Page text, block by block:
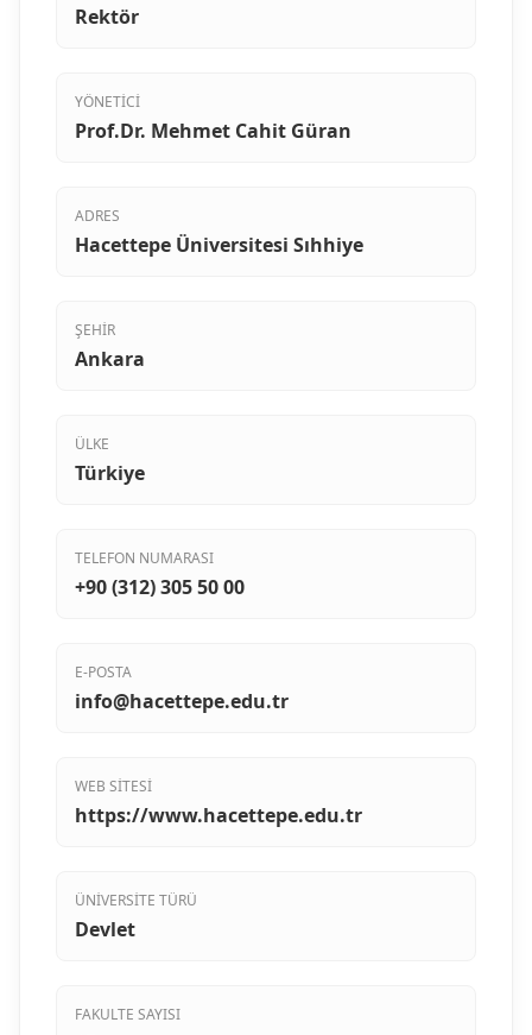
Rektör
YÖNETICI
Prof.Dr. Mehmet Cahit Güran
ADRES
Hacettepe Üniversitesi Sıhhiye
ŞEHIR
Ankara
ÜLKE
Türkiye
TELEFON NUMARASI
+90 (312) 305 50 00
E-POSTA
info@hacettepe.edu.tr
WEB SITESI
https://www.hacettepe.edu.tr
ÜNIVERSITE TÜRÜ
Devlet
FAKULTE SAYISI